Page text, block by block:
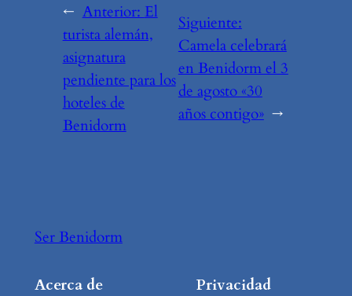
← Anterior: El
turista alemán,
asignatura
pendiente para los
hoteles de
Benidorm
Siguiente:
Camela celebrará
en Benidorm el 3
de agosto «30
años contigo» →
Ser Benidorm
Acerca de Privacidad